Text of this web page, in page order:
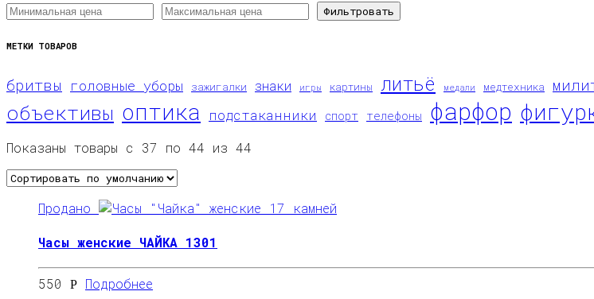
Фильтровать
МЕТКИ ТОВАРОВ
бритвы головные уборы зажигалки знаки игры картины литьё медали медтехника
объективы оптика подстаканники спорт телефоны фарфор
Показаны товары с 37 по 44 из 44
Продано
Часы женские ЧАЙКА 1301
550 Р
Подробнее